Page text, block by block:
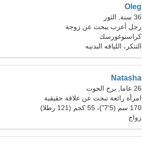
Oleg
36 سنة, الثور
رجل أعزب يبحث عن زوجة
كراسنوغورسك
التنكر، اللياقه البدنيه
Natasha
26 عاما, برج الحوت
امرأة رائعة تبحث عن علاقة حقيقية
170 سم (5'7")، 55 كجم (121 رطلا)
زواج